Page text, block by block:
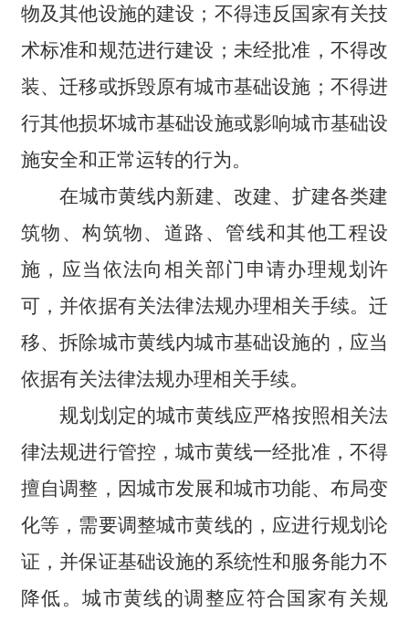
物及其他设施的建设；不得违反国家有关技
术标准和规范进行建设；未经批准，不得改
装、迁移或拆毁原有城市基础设施；不得进
行其他损坏城市基础设施或影响城市基础设
施安全和正常运转的行为。
在城市黄线内新建、改建、扩建各类建
筑物、构筑物、道路、管线和其他工程设
施，应当依法向相关部门申请办理规划许
可，并依据有关法律法规办理相关手续。迁
移、拆除城市黄线内城市基础设施的，应当
依据有关法律法规办理相关手续。
规划划定的城市黄线应严格按照相关法
律法规进行管控，城市黄线一经批准，不得
擅自调整，因城市发展和城市功能、布局变
化等，需要调整城市黄线的，应进行规划论
证，并保证基础设施的系统性和服务能力不
降低。城市黄线的调整应符合国家有关规